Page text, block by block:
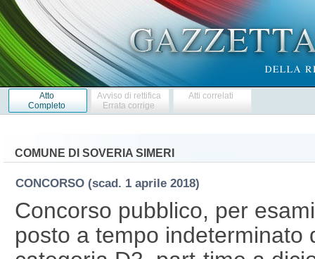
Atto
Completo
Avviso di rettifica
Errata corrige
Atti correlati
COMUNE DI SOVERIA SIMERI
CONCORSO (scad. 1 aprile 2018)
Concorso pubblico, per
posto a tempo indeterminato